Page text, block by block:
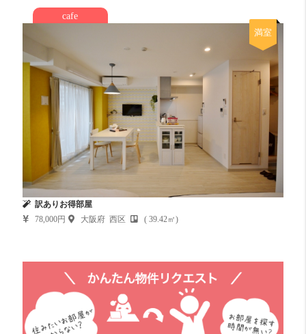
cafe
満室
訳ありお得部屋
78,000円
大阪府 西区 ( 39.42㎡)